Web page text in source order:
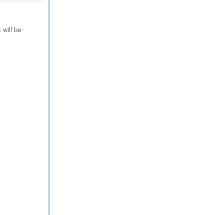
will be